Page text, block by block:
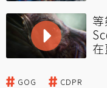
GOG CDPR